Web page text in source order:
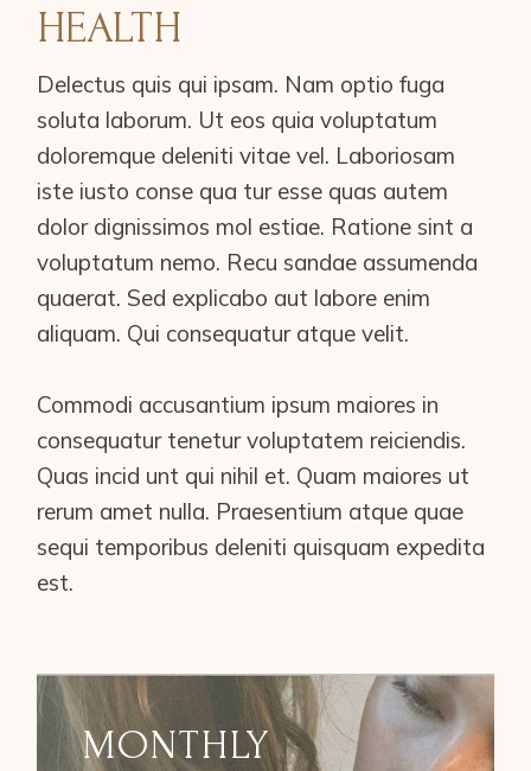
HEALTH
Delectus quis qui ipsam. Nam optio fuga
soluta laborum. Ut eos quia voluptatum
doloremque deleniti vitae vel. Laboriosam
iste iusto conse qua tur esse quas autem
dolor dignissimos mol estiae. Ratione sint a
voluptatum nemo. Recu sandae assumenda
quaerat. Sed explicabo aut labore enim
aliquam. Qui consequatur atque velit.
Commodi accusantium ipsum maiores in
consequatur tenetur voluptatem reiciendis.
Quas incid unt qui nihil et. Quam maiores ut
rerum amet nulla. Praesentium atque quae
sequi temporibus deleniti quisquam expedita
est.
MONTHLY